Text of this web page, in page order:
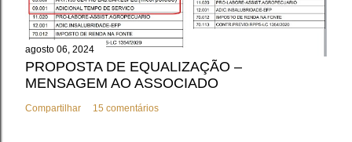
agosto 06, 2024
PROPOSTA DE EQUALIZAÇÃO –
MENSAGEM AO ASSOCIADO
Compartilhar 15 comentários